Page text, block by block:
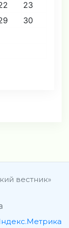
23
30
вестник»